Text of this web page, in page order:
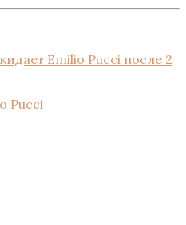
Emilio Pucci после 2
Pucci